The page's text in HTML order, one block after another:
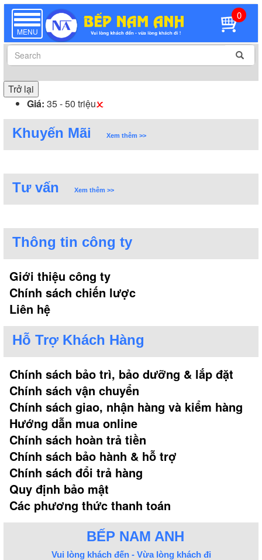
TOGGLE
NAVIGATION
MENU
0
Trở lại
Giá: 35 - 50 triệu
Khuyến Mãi Xem thêm >>
Tư vấn Xem thêm >>
Thông tin công ty
Giới thiệu công ty
Chính sách chiến lược
Liên hệ
Hỗ Trợ Khách Hàng
Chính sách bảo trì, bảo dưỡng & lắp đặt
Chính sách vận chuyển
Chính sách giao, nhận hàng và kiểm hàng
Hướng dẫn mua online
Chính sách hoàn trả tiền
Chính sách bảo hành & hỗ trợ
Chính sách đổi trả hàng
Quy định bảo mật
Các phương thức thanh toán
BẾP NAM ANH
Vui lòng khách đến - Vừa lòng khách đi